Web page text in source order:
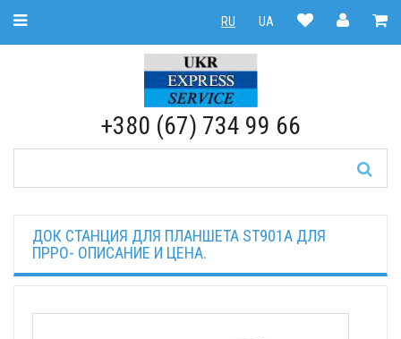
Toggle Navigation UA
RU |
RU
+380 (67) 734 99 66
ДОК СТАНЦИЯ ДЛЯ ПЛАНШЕТА ST901A ДЛЯ
ПРРО- ОПИСАНИЕ И ЦЕНА.